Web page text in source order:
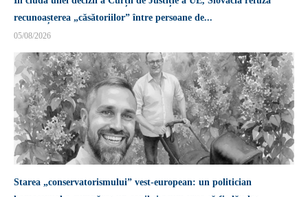
recunoașterea „căsătoriilor” între persoane de...
05/08/2026
Starea „conservatorismului” vest-european: un politician